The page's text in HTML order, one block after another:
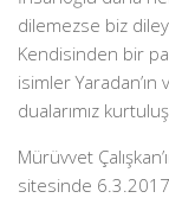
dilemezse biz
Kendisinden bir
isimler
dualarımız
Mürüvvet
sitesinde 6.3.2017